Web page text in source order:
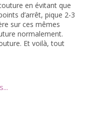
en évitant que
d’arrêt, pique 2-3
sur ces mêmes
normalement.
Et voilà, tout